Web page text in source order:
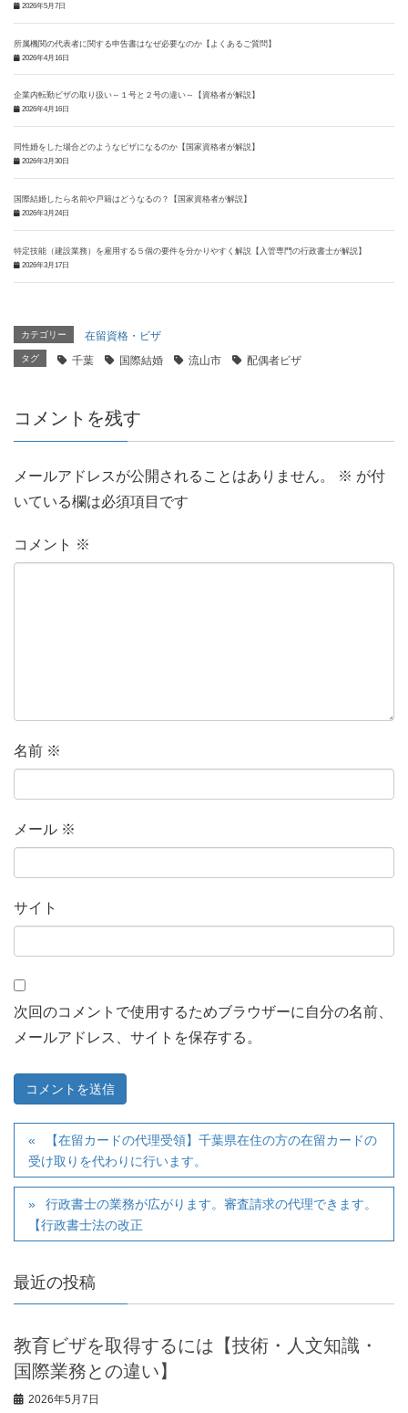
2026年5月7日
所属機関の代表者に関する申告書はなぜ必要なのか【よくあるご質問】
2026年4月16日
企業内転勤ビザの取り扱い～１号と２号の違い～【資格者が解説】
2026年4月16日
同性婚をした場合どのようなビザになるのか【国家資格者が解説】
2026年3月30日
国際結婚したら名前や戸籍はどうなるの？【国家資格者が解説】
2026年3月24日
特定技能（建設業務）を雇用する５個の要件を分かりやすく解説【入管専門の行政書士が解説】
2026年3月17日
カテゴリー 在留資格・ビザ
タグ 千葉 国際結婚 流山市 配偶者ビザ
コメントを残す
メールアドレスが公開されることはありません。 ※ が付
いている欄は必須項目です
コメント ※
名前 ※
メール ※
サイト
次回のコメントで使用するためブラウザーに自分の名前、
メールアドレス、サイトを保存する。
【在留カードの代理受領】千葉県在住の方の在留カードの
受け取りを代わりに行います。
行政書士の業務が広がります。審査請求の代理できます。
【行政書士法の改正
最近の投稿
教育ビザを取得するには【技術・人文知識・
国際業務との違い】
2026年5月7日